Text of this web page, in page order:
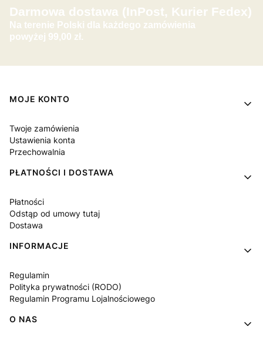
Darmowa dostawa (InPost, Kurier Fedex)
Na terenie Polski dla każdego zamówienia
powyżej 99,00 zł.
Linki w stopce
MOJE KONTO
Twoje zamówienia
Ustawienia konta
Przechowalnia
PŁATNOŚCI I DOSTAWA
Płatności
Odstąp od umowy tutaj
Dostawa
INFORMACJE
Regulamin
Polityka prywatności (RODO)
Regulamin Programu Lojalnościowego
O NAS